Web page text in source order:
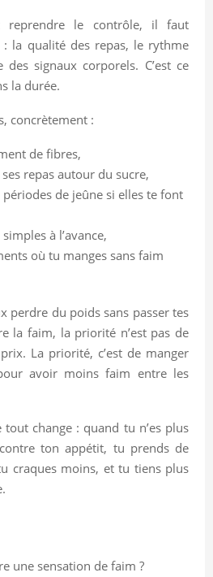
reprendre le contrôle, il faut
la qualité des repas, le rythme
des signaux corporels. C’est ce
la durée.
concrètement :
de fibres,
repas autour du sucre,
de jeûne si elles te font
à l’avance,
où tu manges sans faim
perdre du poids sans passer tes
la faim, la priorité n’est pas de
La priorité, c’est de manger
avoir moins faim entre les
tout change : quand tu n’es plus
ton appétit, tu prends de
craques moins, et tu tiens plus
une sensation de faim ?